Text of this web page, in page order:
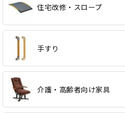
住宅改修・スロープ
手すり
介護・高齢者向け家具